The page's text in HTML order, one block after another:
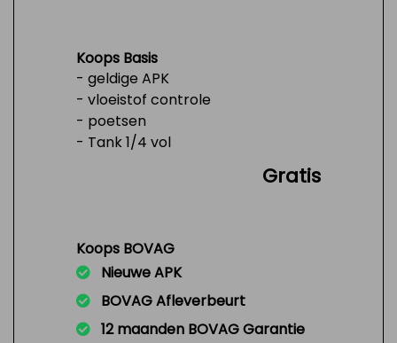
Koops Basis
- geldige APK
- vloeistof controle
- poetsen
- Tank 1/4 vol
Gratis
Koops BOVAG
Nieuwe APK
BOVAG Afleverbeurt
12 maanden BOVAG Garantie